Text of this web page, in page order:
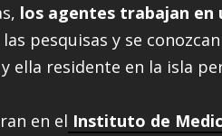
los agentes trabajan en
pesquisas y se
ella residente en la isla
en el Instituto de